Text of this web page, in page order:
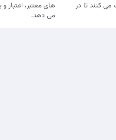
کنند تا در
های معتبر، اعتبار
می دهد.